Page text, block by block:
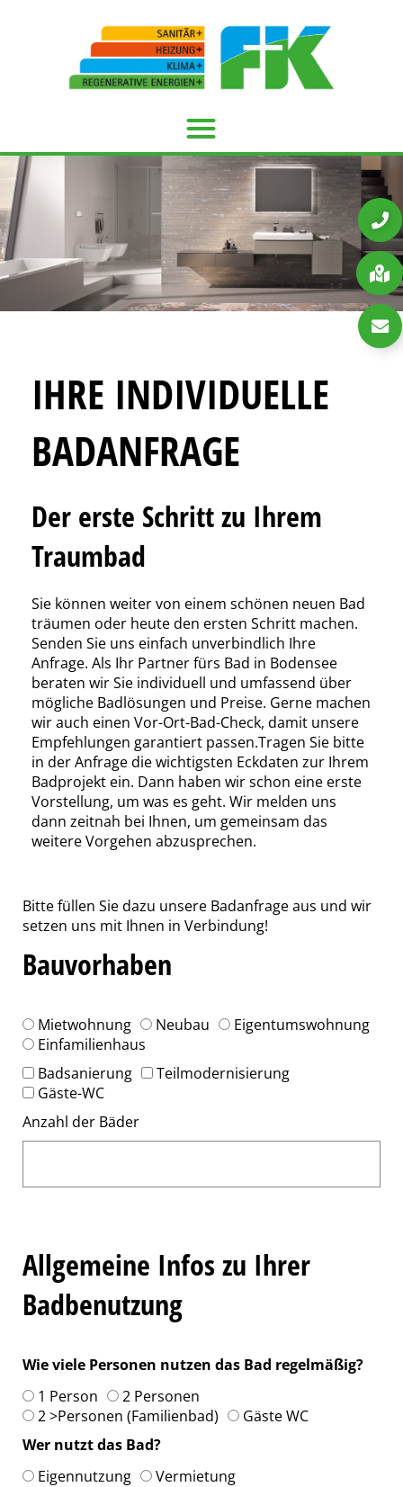
IHRE INDIVIDUELLE
BADANFRAGE
Der erste Schritt zu Ihrem
Traumbad
Sie können weiter von einem schönen neuen Bad
träumen oder heute den ersten Schritt machen.
Senden Sie uns einfach unverbindlich Ihre
Anfrage. Als Ihr Partner fürs Bad in Bodensee
beraten wir Sie individuell und umfassend über
mögliche Badlösungen und Preise. Gerne machen
wir auch einen Vor-Ort-Bad-Check, damit unsere
Empfehlungen garantiert passen.Tragen Sie bitte
in der Anfrage die wichtigsten Eckdaten zur Ihrem
Badprojekt ein. Dann haben wir schon eine erste
Vorstellung, um was es geht. Wir melden uns
dann zeitnah bei Ihnen, um gemeinsam das
weitere Vorgehen abzusprechen.
Bitte füllen Sie dazu unsere Badanfrage aus und wir
setzen uns mit Ihnen in Verbindung!
Bauvorhaben
Mietwohnung Neubau
Eigentumswohnung
Einfamilienhaus
Badsanierung
Teilmodernisierung
Gäste-WC
Anzahl der Bäder
Allgemeine Infos zu Ihrer
Badbenutzung
Wie viele Personen nutzen das Bad regelmäßig?
1 Person
2 Personen
2 >Personen (Familienbad)
Gäste WC
Wer nutzt das Bad?
Eigennutzung
Vermietung